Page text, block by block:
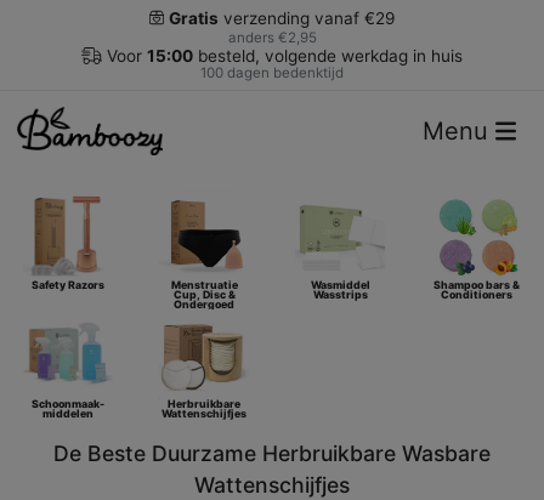
Gratis verzending vanaf €29
anders €2,95
Voor 15:00 besteld, volgende werkdag in huis
100 dagen bedenktijd
Menu
Safety Razors Menstruatie
Cup, Disc &
Ondergoed
Wasmiddel
Wasstrips
Shampoo bars &
Conditioners
Schoonmaak-
middelen
Herbruikbare
Wattenschijfjes
De Beste Duurzame Herbruikbare Wasbare
Wattenschijfjes